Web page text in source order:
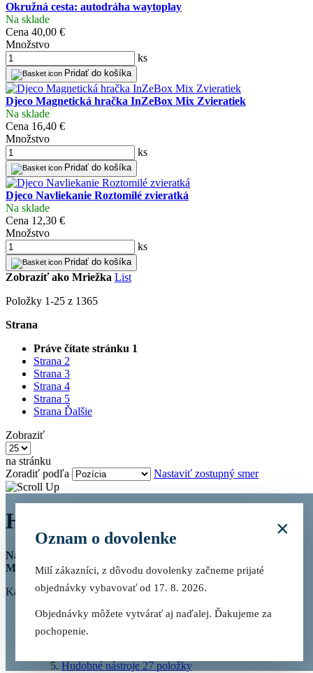
Okružná cesta: autodráha waytoplay
Na sklade
Cena 40,00 €
Množstvo
ks
Pridať do košíka
Djeco Magnetická hračka InZeBox Mix Zvieratiek
Na sklade
Cena 16,40 €
Množstvo
ks
Pridať do košíka
Djeco Navliekanie Roztomilé zvieratká
Na sklade
Cena 12,30 €
Množstvo
ks
Pridať do košíka
Zobraziť ako Mriežka List
Položky 1-25 z 1365
Strana
Práve čítate stránku 1
Strana 2
Strana 3
Strana 4
Strana 5
Strana Ďalšie
Zobraziť
na stránku
Zoradiť podľa
Nastaviť zostupný smer
×
Oznam o dovolenke
Milí zákazníci, z dôvodu dovolenky začneme prijaté
objednávky vybavovať od 17. 8. 2026.
Objednávky môžete vytvárať aj naďalej. Ďakujeme za
pochopenie.
Hračky
Nakupovať podľa
Možnosti nakupovania
Kategória
Rozvíjame - učíme sa219 položky
Puzzle
Kocky, Stavebnice a guličkové dráhy
Hudobné nástroje 27 položky